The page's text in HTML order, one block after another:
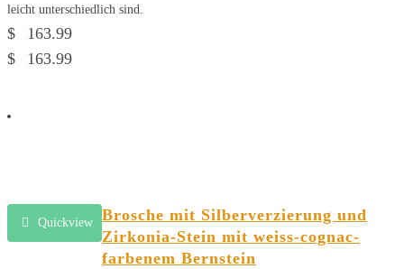
leicht unterschiedlich sind.
$
163.99
$
163.99
Quickview
Brosche mit Silberverzierung und
Zirkonia-Stein mit weiss-cognac-
farbenem Bernstein